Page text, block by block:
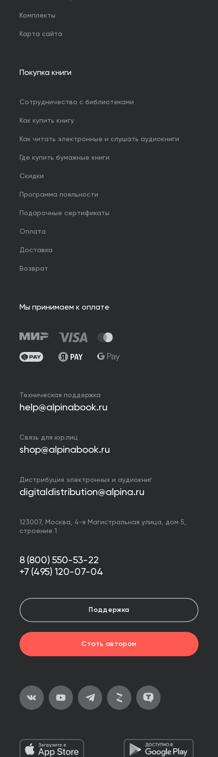
Комплекты
Карта сайта
Покупка книги
Сотрудничество с библиотеками
Как купить книгу
Как читать электронные и слушать аудиокниги
Где купить бумажные книги
Скидки
Программа лояльности
Подарочные сертификаты
Оплата
Доставка
Возврат
Мы принимаем к оплате
Техническая поддержка
help@alpinabook.ru
Связь для юр.лиц
shop@alpinabook.ru
Дистрибуция электронных и аудиокниг
digitaldistribution@alpina.ru
123007, Москва, 4-я Магистральная улица, дом 5,
строение 1
8 (800) 550-53-22
+7 (495) 120-07-04
Поддержка
Стать автором